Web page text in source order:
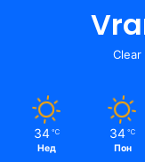
Clear
34 ℃
Нед
34 ℃
Пон